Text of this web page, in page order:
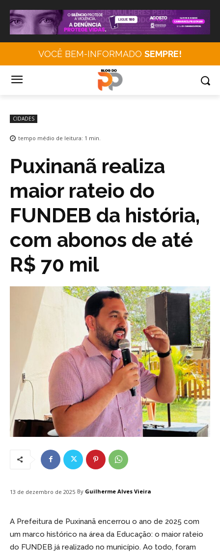
VOCÊ BEM-INFORMADO SEMPRE!
CIDADES
tempo médio de leitura: 1 min.
Puxinanã realiza
maior rateio do
FUNDEB da história,
com abonos de até
R$ 70 mil
13 de dezembro de 2025 By Guilherme Alves Vieira
A Prefeitura de Puxinanã encerrou o ano de 2025 com
um marco histórico na área da Educação: o maior rateio
do FUNDEB já realizado no município. Ao todo, foram